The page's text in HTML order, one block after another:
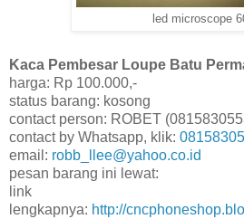
led microscope
Kaca Pembesar Loupe Batu
harga: Rp 100.000,-
status barang: kosong
contact person: ROBET
contact by Whatsapp, klik:
email: robb_llee@yahoo.co.id
pesan barang ini lewat:
link
lengkapnya: http://